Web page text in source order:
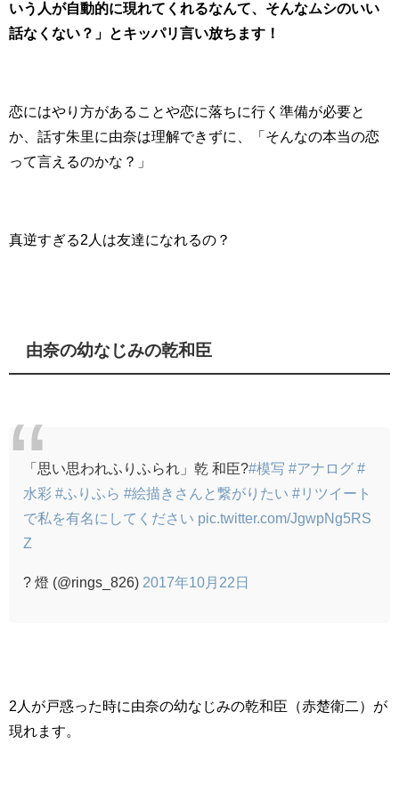
いう人が自動的に現れてくれるなんて、そんなムシのいい
話なくない？」とキッパリ言い放ちます！
恋にはやり方があることや恋に落ちに行く準備が必要と
か、話す朱里に由奈は理解できずに、「そんなの本当の恋
って言えるのかな？」
真逆すぎる2人は友達になれるの？
由奈の幼なじみの乾和臣
「思い思われふりふられ」乾 和臣?#模写 #アナログ #
水彩 #ふりふら #絵描きさんと繋がりたい #リツイート
で私を有名にしてください pic.twitter.com/JgwpNg5RS
Z
? 燈 (@rings_826) 2017年10月22日
2人が戸惑った時に由奈の幼なじみの乾和臣（赤楚衛二）が
現れます。